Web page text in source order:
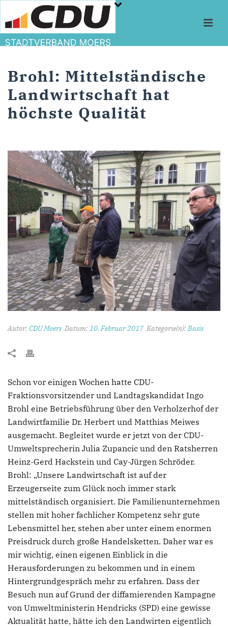
Brohl: Mittelständische
Landwirtschaft hat
höchste Qualität
Autor:CDU Moers Datum: 10. Februar 2017 Kategorie(n): Basis
Schon vor einigen Wochen hatte CDU-
Fraktionsvorsitzender und Landtagskandidat Ingo
Brohl eine Betriebsführung über den Verholzerhof der
Landwirtfamilie Dr. Herbert und Matthias Meiwes
ausgemacht. Begleitet wurde er jetzt von der CDU-
Umweltsprecherin Julia Zupancic und den Ratsherren
Heinz-Gerd Hackstein und Cay-Jürgen Schröder.
Brohl: „Unsere Landwirtschaft ist auf der
Erzeugerseite zum Glück noch immer stark
mittelständisch organisiert. Die Familienunternehmen
stellen mit hoher fachlicher Kompetenz sehr gute
Lebensmittel her, stehen aber unter einem enormen
Preisdruck durch große Handelsketten. Daher war es
mir wichtig, einen eigenen Einblick in die
Herausforderungen zu bekommen und in einem
Hintergrundgespräch mehr zu erfahren. Dass der
Besuch nun auf Grund der diffamierenden Kampagne
von Umweltministerin Hendricks (SPD) eine gewisse
Aktualität hatte, hätte ich den Landwirten eigentlich